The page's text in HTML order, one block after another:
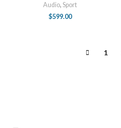
Audio, Sport
$599.00
1